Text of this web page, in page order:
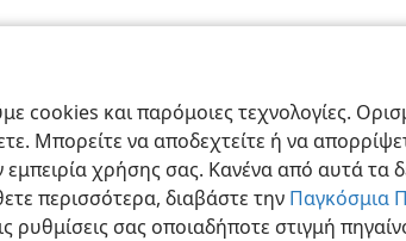
cookies και παρόμοιες τεχνολογίες.
Μπορείτε να αποδεχτείτε ή να
χρήσης σας. Κανένα από αυτά τα
περισσότερα, διαβάστε την Παγκόσμια
ρυθμίσεις σας οποιαδήποτε στιγμή
Πολιτική Απορρήτου Ρυθμίσεις Απορρήτου